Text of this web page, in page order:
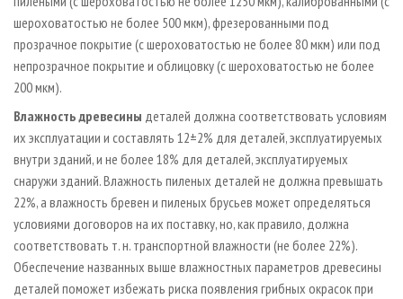
шероховатостью не более 500 мкм), фрезерованными под
прозрачное покрытие (с шероховатостью не более 80 мкм) или под
непрозрачное покрытие и облицовку (с шероховатостью не более
200 мкм).
Влажность древесины деталей должна соответствовать условиям
их эксплуатации и составлять 12±2% для деталей, эксплуатируемых
внутри зданий, и не более 18% для деталей, эксплуатируемых
снаружи зданий. Влажность пиленых деталей не должна превышать
22%, а влажность бревен и пиленых брусьев может определяться
условиями договоров на их поставку, но, как правило, должна
соответствовать т. н. транспортной влажности (не более 22%).
Обеспечение названных выше влажностных параметров древесины
деталей поможет избежать риска появления грибных окрасок при